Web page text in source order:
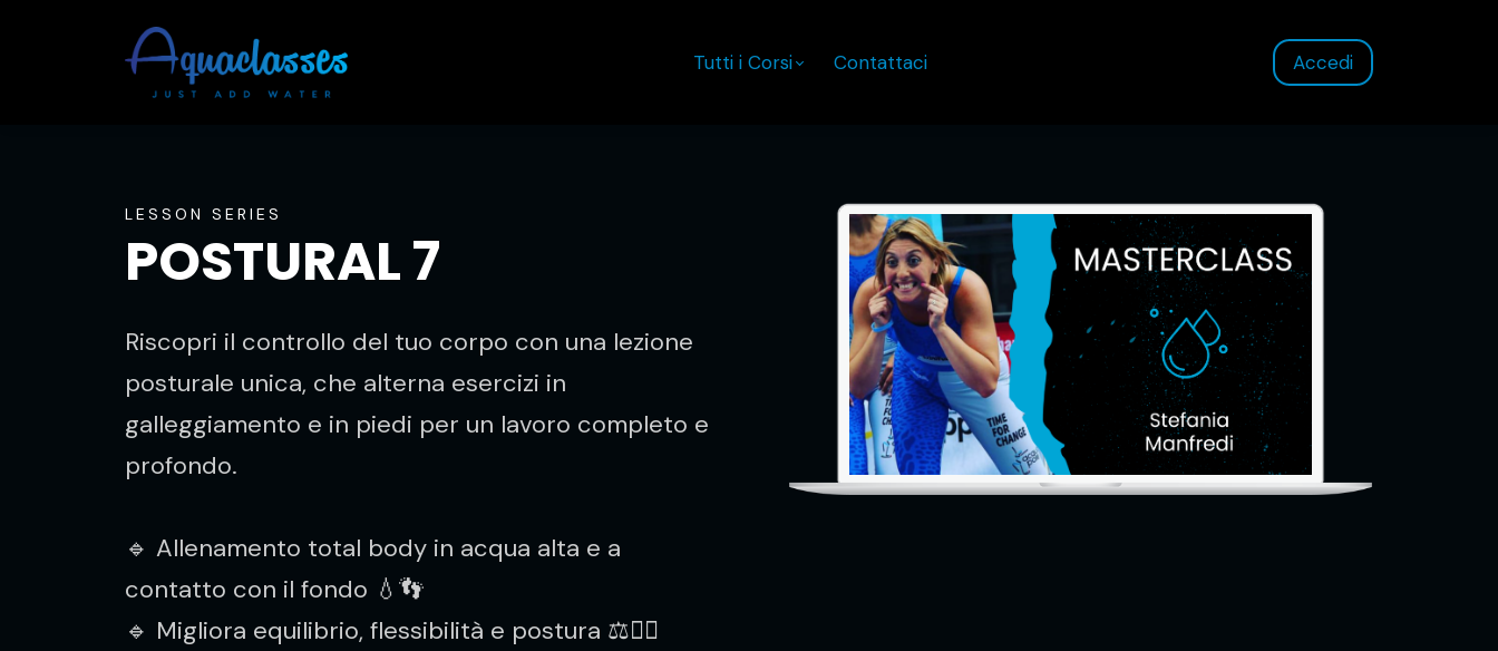
Tutti i Corsi Contattaci Accedi
LESSON SERIES
POSTURAL 7
Riscopri il controllo del tuo corpo con una lezione
posturale unica, che alterna esercizi in
galleggiamento e in piedi per un lavoro completo e
profondo.
🔹 Allenamento total body in acqua alta e a
contatto con il fondo 💧👣
🔹 Migliora equilibrio, flessibilità e postura ⚖️🤸‍♀️